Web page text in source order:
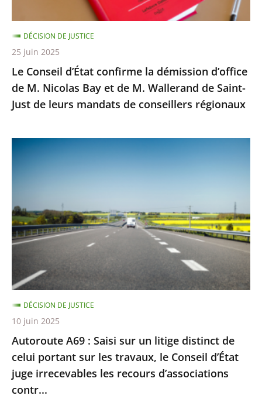
Nicolas
Bay
et
de
M.
Wallerand
Saint-
Just
mandats
de
conseillers
Le Conseil d’État confirme la démission d’office
de M. Nicolas Bay et de M. Wallerand de Saint-
Just de leurs mandats de conseillers régionaux
DÉCISION DE JUSTICE
25 juin 2025
Autoroute
sur
un
litige
de
celui
portant
sur
les
travaux,
le
Conseil
Autoroute A69 : Saisi sur un litige distinct de
celui portant sur les travaux, le Conseil d’État
juge irrecevables les recours d’associations
contr...
DÉCISION DE JUSTICE
10 juin 2025